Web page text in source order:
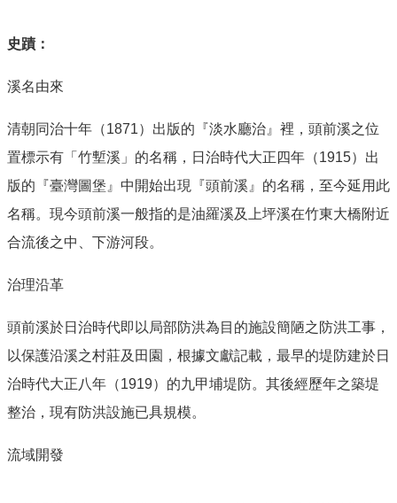
史蹟：
溪名由來
清朝同治十年（1871）出版的『淡水廳治』裡，頭前溪之位
置標示有「竹塹溪」的名稱，日治時代大正四年（1915）出
版的『臺灣圖堡』中開始出現『頭前溪』的名稱，至今延用此
名稱。現今頭前溪一般指的是油羅溪及上坪溪在竹東大橋附近
合流後之中、下游河段。
治理沿革
頭前溪於日治時代即以局部防洪為目的施設簡陋之防洪工事，
以保護沿溪之村莊及田園，根據文獻記載，最早的堤防建於日
治時代大正八年（1919）的九甲埔堤防。其後經歷年之築堤
整治，現有防洪設施已具規模。
流域開發